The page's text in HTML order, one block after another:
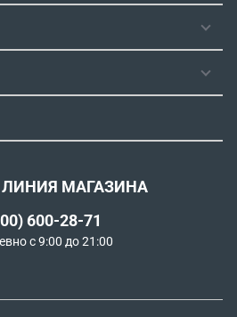
ЛИНИЯ МАГАЗИНА
600-28-71
с 9:00 до 21:00